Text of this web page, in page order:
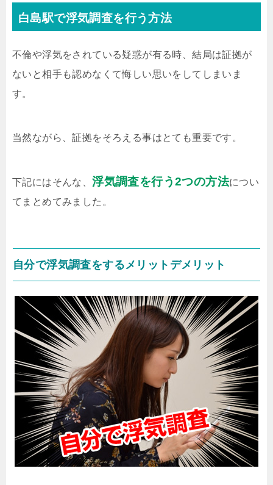
白島駅で浮気調査を行う方法
不倫や浮気をされている疑惑が有る時、結局は証拠が
ないと相手も認めなくて悔しい思いをしてしまいま
す。
当然ながら、証拠をそろえる事はとても重要です。
下記にはそんな、浮気調査を行う2つの方法につい
てまとめてみました。
自分で浮気調査をするメリットデメリット